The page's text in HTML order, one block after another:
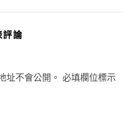
評論
址不會公開。 必填欄位標示